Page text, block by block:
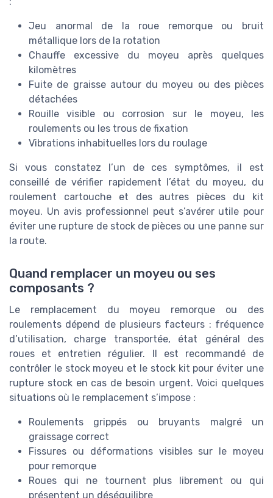
Jeu anormal de la roue remorque ou bruit
métallique lors de la rotation
Chauffe excessive du moyeu après quelques
kilomètres
Fuite de graisse autour du moyeu ou des pièces
détachées
Rouille visible ou corrosion sur le moyeu, les
roulements ou les trous de fixation
Vibrations inhabituelles lors du roulage
Si vous constatez l’un de ces symptômes, il est
conseillé de vérifier rapidement l’état du moyeu, du
roulement cartouche et des autres pièces du kit
moyeu. Un avis professionnel peut s’avérer utile pour
éviter une rupture de stock de pièces ou une panne sur
la route.
Quand remplacer un moyeu ou ses
composants ?
Le remplacement du moyeu remorque ou des
roulements dépend de plusieurs facteurs : fréquence
d’utilisation, charge transportée, état général des
roues et entretien régulier. Il est recommandé de
contrôler le stock moyeu et le stock kit pour éviter une
rupture stock en cas de besoin urgent. Voici quelques
situations où le remplacement s’impose :
Roulements grippés ou bruyants malgré un
graissage correct
Fissures ou déformations visibles sur le moyeu
pour remorque
Roues qui ne tournent plus librement ou qui
présentent un déséquilibre